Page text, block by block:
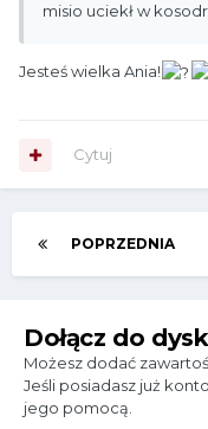
misio uciekł w
Jesteś wielka Ania!
Cytuj
POPRZEDNIA
Dołącz do
Możesz dodać
Jeśli posiadasz już
jego pomocą.